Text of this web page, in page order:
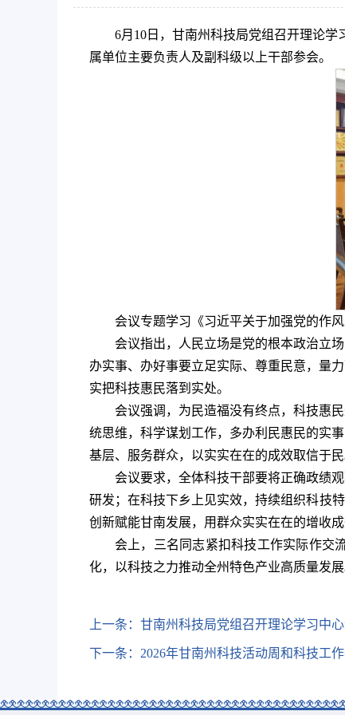
6月10日，甘南州科技局党组召开理论
属单位主要负责人及副科级以上干部参会。
会议专题学习《习近平关于加强党的作
会议指出，人民立场是党的根本政治立
办实事、办好事要立足实际、尊重民意，量
实把科技惠民落到实处。
会议强调，为民造福没有终点，科技惠
统思维，科学谋划工作，多办利民惠民的实
基层、服务群众，以实实在在的成效取信于民
会议要求，全体科技干部要将正确政绩
研发；在科技下乡上见实效，持续组织科技
创新赋能甘南发展，用群众实实在在的增收
会上，三名同志紧扣科技工作实际作交
化，以科技之力推动全州特色产业高质量发展
上一条： 甘南州科技局党组召开理论学习中
下一条： 2026年甘南州科技活动周和科技工